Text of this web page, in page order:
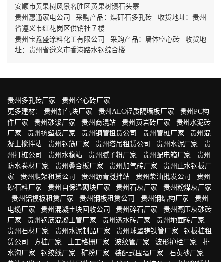
安顺市黄果树风景名胜区黄果树镇石头寨
贵州惠通家电公司 采购产品：煤矸石多孔砖 收货地址：贵州
省遵义市红花岗区供销社７楼
贵州宝鑫盛涂料化工有限公司 采购产品：墙体空心砖 收货地
址：贵州省遵义市香港路水钢综合楼
贵州多孔砖厂家
贵州空心砖厂家
更多建材： 贵州加气块厂家 贵州ALC轻质隔墙板厂家
贵州PC构
件厂家
贵州砂浆厂家 贵州商混站 贵州页岩砖厂家
贵州水泥砖
厂家
贵州挤塑板厂家 贵州钢管租赁公司 贵州管桩厂家
贵州混
凝土搅拌站
贵州钢筋厂家 贵州塔吊租赁公司 贵州水泥厂家
贵
州打桩公司
贵州水稳站 贵州腻子粉厂家 贵州配电箱厂家
贵州
防水卷材厂家
贵州叠合板厂家 贵州加气砖厂家
贵州止水钢板厂
家
贵州爬架租赁公司 贵州沥青搅拌站 贵州柴油批发公司
贵州
砂石料厂家
贵州自保温砌块厂家 贵州石灰厂家
贵州粉煤灰厂家
贵州铝模板租赁厂家
贵州钢板租赁公司 贵州钢结构厂家
贵州
电缆厂家
贵州混凝土块回收公司 贵州碎石厂家
贵州蒸压灰砂砖
厂家
贵州钢筋混凝土管厂家 贵州透水砖厂家
贵州地面砖厂家
贵州石材厂家
贵州水泥制品厂家 贵州球墨铸铁管厂家
钢板桩租
赁公司
方桩厂家 土工格栅厂家 波纹管厂家 波形护栏厂家
排
水沟厂家
钢绞线厂家 矿粉厂家 装配式围墙厂家
石英砂厂家